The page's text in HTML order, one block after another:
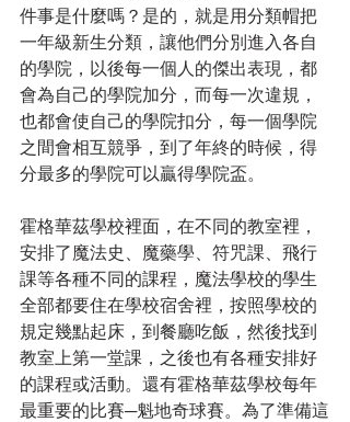
件事是什麼嗎？是的，就是用分類帽把
一年級新生分類，讓他們分別進入各自
的學院，以後每一個人的傑出表現，都
會為自己的學院加分，而每一次違規，
也都會使自己的學院扣分，每一個學院
之間會相互競爭，到了年終的時候，得
分最多的學院可以贏得學院盃。
霍格華茲學校裡面，在不同的教室裡，
安排了魔法史、魔藥學、符咒課、飛行
課等各種不同的課程，魔法學校的學生
全部都要住在學校宿舍裡，按照學校的
規定幾點起床，到餐廳吃飯，然後找到
教室上第一堂課，之後也有各種安排好
的課程或活動。還有霍格華茲學校每年
最重要的比賽─魁地奇球賽。為了準備這